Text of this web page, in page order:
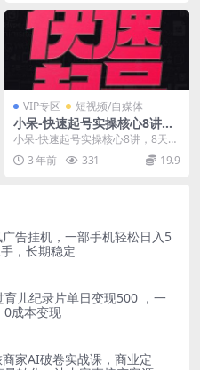
VIP专区 短视频/自媒体
小呆-快速起号实操核心8讲，
8天教你做爆自己的账号
小呆-快速起号实操核心8讲，8天教
你做爆自己的账号 课程目录： 账号
实操核心8讲...
3 年前 331 19.9
广告挂机，一部手机轻松日入5
，长期稳定
儿纪录片单日变现500 ，一
0成本变现
商家AI破卷实战课，商业定